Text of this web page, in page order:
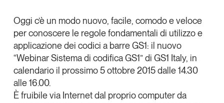
Il Numero
Interviste
Comunicati stampa
Video
Podcast
Linkedin
Copia Link
Oggi c’è un modo nuovo, facile, comodo e veloce
per conoscere le regole fondamentali di utilizzo e
applicazione dei codici a barre GS1: il nuovo
“Webinar Sistema di codifica GS1” di GS1 Italy, in
calendario il prossimo 5 ottobre 2015 dalle 14.30
alle 16.00.
È fruibile via Internet dal proprio computer da